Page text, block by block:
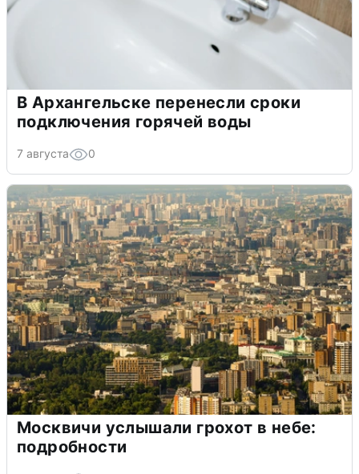
В Архангельске перенесли сроки
подключения горячей воды
7 августа 0
Москвичи услышали грохот в небе:
подробности